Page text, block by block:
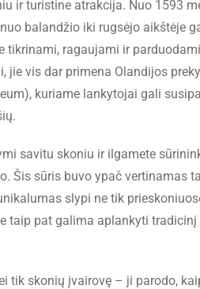
ir turistine atrakcija. Nuo 1593
balandžio iki rugsėjo aikštėje
tikrinami, ragaujami ir
vis dar primena Olandijos
kuriame lankytojai gali
savitu skoniu ir ilgamete
Šis sūris buvo ypač vertinamas
slypi ne tik
taip pat galima aplankyti
tik skonių įvairovę – ji parodo,